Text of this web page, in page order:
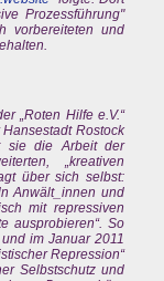
Prozessführung"
vorbereiteten und
„Roten Hilfe e.V.“
Rostock
sie die Arbeit der
„kreativen
über sich selbst:
Anwält_innen und
mit repressiven
ausprobieren“. So
im Januar 2011
Repression“
Selbstschutz und